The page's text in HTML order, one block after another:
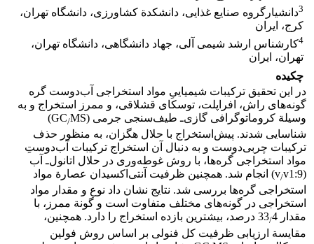
3دانشیارگروه صنایع غذایی، دانشکدة کشاورزی، دانشگاه تهران،
کرج، ایران
4کارشناس ارشد شیمی آلی، جهاد دانشگاهی، دانشگاه تهران،
تهران، ایران
چکیده
در این تحقیق ترکیبات شیمیایی‌ِ مواد استخراجی آب‌دوست گره
گونه‌های راش، افراپلت، توسکای قشلاقی، و ممرز استخراج و به
وسیلة کروماتوگرافی گازی‌ـ طیف‌سنجی جرمی (GC
/
MS)
شناسایی شدند. پیش‌استخراج با حلال هگزان، به منظور حذف
ترکیبات چربی‌دوست و به دنبال آن استخراج ترکیبات آب‌دوست‌ِ
مواد استخراجی گره‌ها، با روش غوطه‌وری در حلال اتانول‌ـ آب
(v
/ v1:9) انجام شد. همچنین ظرفیت آنتی‌اکسیدان عصارة مواد
استخراجی گره‌ها بررسی شد. نتایج نشان داد نوع و مقدار مواد
استخراجی در گونه‌های مختلف متفاوت است و گونة ممرز، با
مقدار 33
/
4 درصد، بیشترین بازده استخراج را دارد. همچنین،
مقایسة ارزیابی ظرفیت کل فنولی بر اساس روش فولین